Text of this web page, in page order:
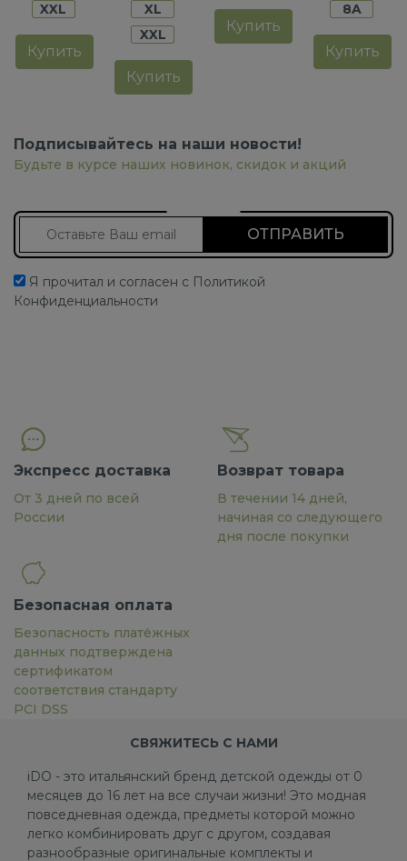
XXL
Купить
XL
XXL
Купить
Купить
8A
Купить
Подписывайтесь на наши новости!
Будьте в курсе наших новинок, скидок и акций
Я прочитал и согласен с Политикой
Конфиденциальности
Экспресс доставка
От 3 дней по всей
России
Возврат товара
В течении 14 дней,
начиная со следующего
дня после покупки
Безопасная оплата
Безопасность платёжных
данных подтверждена
сертификатом
соответствия стандарту
PCI DSS
СВЯЖИТЕСЬ С НАМИ
iDO - это итальянский бренд детской одежды от 0
месяцев до 16 лет на все случаи жизни! Это модная
повседневная одежда, предметы которой можно
легко комбинировать друг с другом, создавая
разнообразные оригинальные комплекты и